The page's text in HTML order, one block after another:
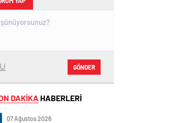
GÖNDER
DAKİKA HABERLERİ
07 Ağustos 2026